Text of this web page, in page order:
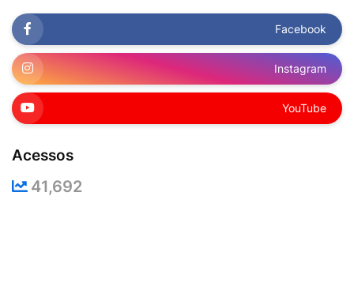
Facebook
Instagram
YouTube
Acessos
41,692